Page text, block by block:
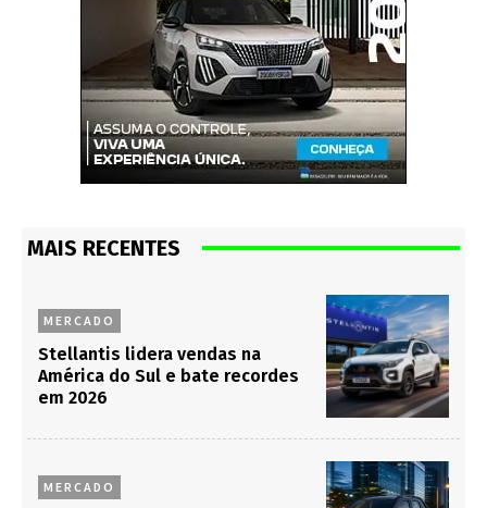
MAIS RECENTES
MERCADO
Stellantis lidera vendas na
América do Sul e bate recordes
em 2026
MERCADO